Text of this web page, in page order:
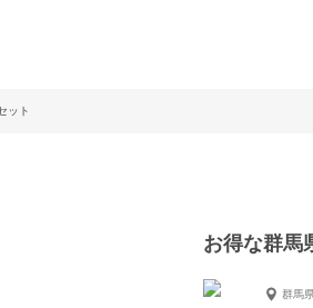
ット
お得な群馬
群馬